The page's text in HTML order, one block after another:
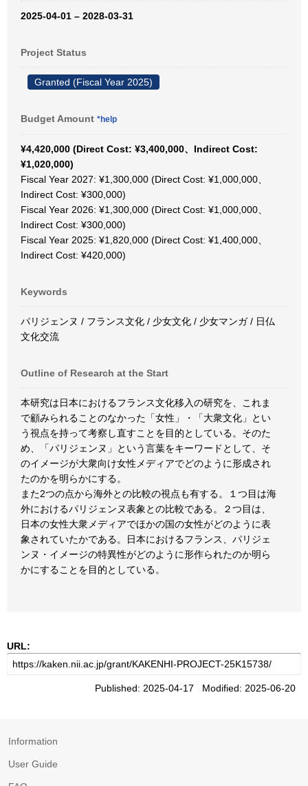
2025-04-01 – 2028-03-31
Project Status
Granted (Fiscal Year 2025)
Budget Amount *help
¥4,420,000 (Direct Cost: ¥3,400,000、Indirect Cost:
¥1,020,000)
Fiscal Year 2027: ¥1,300,000 (Direct Cost: ¥1,000,000、
Indirect Cost: ¥300,000)
Fiscal Year 2026: ¥1,300,000 (Direct Cost: ¥1,000,000、
Indirect Cost: ¥300,000)
Fiscal Year 2025: ¥1,820,000 (Direct Cost: ¥1,400,000、
Indirect Cost: ¥420,000)
Keywords
パリジェンヌ / フランス文化 / 少女文化 / 少女マンガ / 日仏
文化交流
Outline of Research at the Start
本研究は日本におけるフランス文化移入の研究を、これま
で顧みられることのなかった「女性」・「大衆文化」とい
う視点を持って考察し直すことを目的としている。そのた
め、「パリジェンヌ」という言葉をキーワードとして、そ
のイメージが大衆向け女性メディアでどのように形成され
たのかを明らかにする。
また2つの点から海外との比較の視点も有する。１つ目は海
外におけるパリジェンヌ表象との比較である。２つ目は、
日本の女性大衆メディアでほかの国の女性がどのように表
象されていたかである。日本におけるフランス、パリジェ
ンヌ・イメージの特異性がどのように形作られたのか明ら
かにすることを目的としている。
URL:
Published: 2025-04-17 Modified: 2025-06-20
Information
User Guide